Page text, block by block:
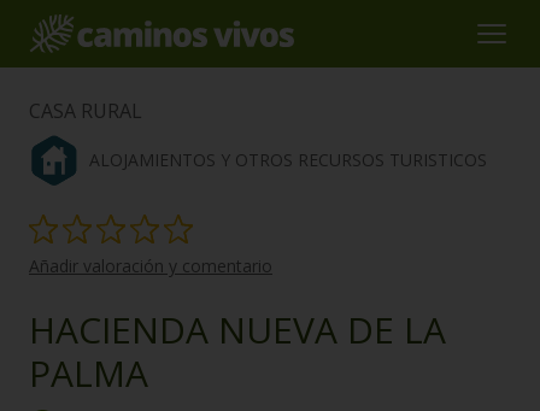
CASA RURAL
ALOJAMIENTOS Y OTROS RECURSOS TURISTICOS
Añadir valoración y comentario
HACIENDA NUEVA DE LA
PALMA